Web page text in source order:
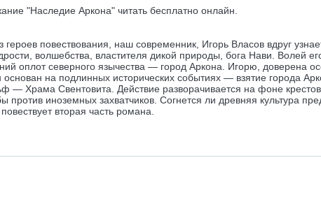
"Наследие Аркона" читать бесплатно онлайн.
повествования, наш современник, Игорь Власов вдруг
волшебства, властителя дикой природы, бога Нави. Волей
оплот северного язычества — город Аркона. Игорю, доверена
на подлинных исторических событиях — взятие города
— Храма Свентовита. Действие разворачивается на фоне
против иноземных захватчиков. Согнется ли древняя культура
вторая часть романа.